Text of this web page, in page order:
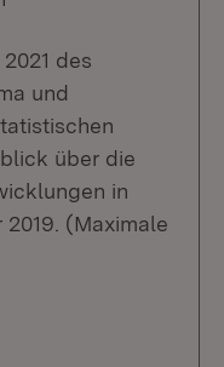
des
und
über die
in
(Maximale